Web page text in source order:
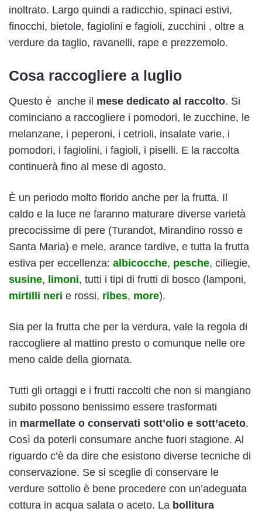
inoltrato. Largo quindi a radicchio, spinaci estivi,
finocchi, bietole, fagiolini e fagioli, zucchini , oltre a
verdure da taglio, ravanelli, rape e prezzemolo.
Cosa raccogliere a luglio
Questo è anche il mese dedicato al raccolto. Si
cominciano a raccogliere i pomodori, le zucchine, le
melanzane, i peperoni, i cetrioli, insalate varie, i
pomodori, i fagiolini, i fagioli, i piselli. E la raccolta
continuerà fino al mese di agosto.
È un periodo molto florido anche per la frutta. Il
caldo e la luce ne faranno maturare diverse varietà
precocissime di pere (Turandot, Mirandino rosso e
Santa Maria) e mele, arance tardive, e tutta la frutta
estiva per eccellenza: albicocche, pesche, ciliegie,
susine, limoni, tutti i tipi di frutti di bosco (lamponi,
mirtilli neri e rossi, ribes, more).
Sia per la frutta che per la verdura, vale la regola di
raccogliere al mattino presto o comunque nelle ore
meno calde della giornata.
Tutti gli ortaggi e i frutti raccolti che non si mangiano
subito possono benissimo essere trasformati
in marmellate o conservati sott’olio e sott’aceto.
Così da poterli consumare anche fuori stagione. Al
riguardo c’è da dire che esistono diverse tecniche di
conservazione. Se si sceglie di conservare le
verdure sottolio è bene procedere con un’adeguata
cottura in acqua salata o aceto. La bollitura